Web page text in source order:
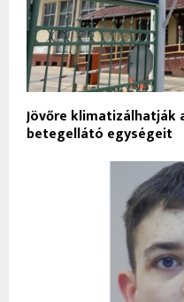
Jövőre klimatizálhatják
betegellátó egységeit